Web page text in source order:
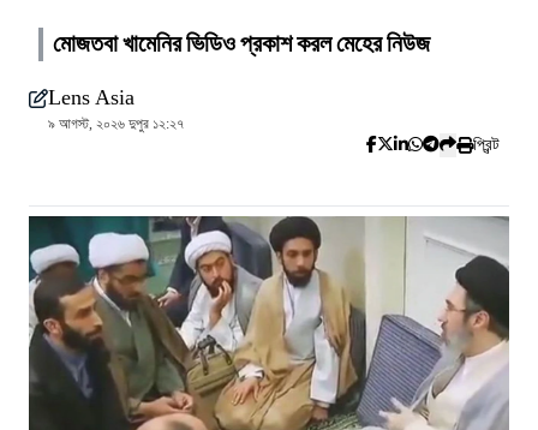
মোজতবা খামেনির ভিডিও প্রকাশ করল মেহের নিউজ
Lens Asia
৯ আগস্ট, ২০২৬ দুপুর ১২:২৭
প্রিন্ট